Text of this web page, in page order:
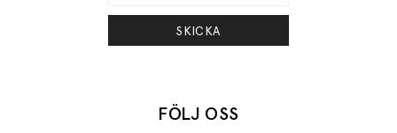
SKICKA
FÖLJ OSS